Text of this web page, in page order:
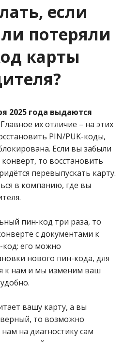
если
потеряли
карты
2025 года выдаются
Главное их отличие – на этих
PIN/PUK-коды,
Если вы забыли
то восстановить
перевыпускать карту.
в компанию, где вы
пин-код три раза, то
с документами к
код: его можно
нового пин-кода, для
к нам и мы изменим ваш
вашу карту, а вы
то возможно
на диагностику сам